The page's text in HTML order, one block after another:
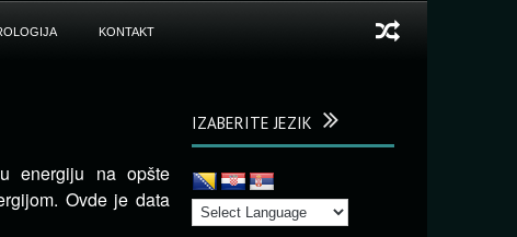
KONTAKT
energiju na opšte
Ovde je data
IZABERITE JEZIK